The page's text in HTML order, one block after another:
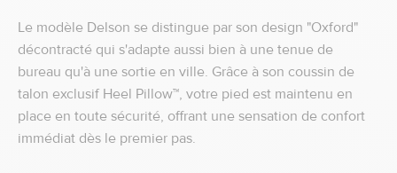
Le modèle Delson se distingue par son design "Oxford"
décontracté qui s'adapte aussi bien à une tenue de
bureau qu'à une sortie en ville. Grâce à son coussin de
talon exclusif Heel Pillow™, votre pied est maintenu en
place en toute sécurité, offrant une sensation de confort
immédiat dès le premier pas.